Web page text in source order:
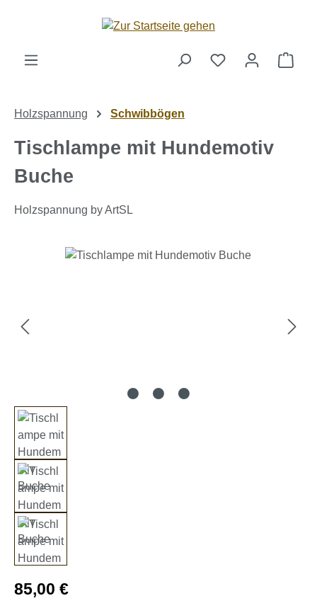
Zum Hauptinhalt springen
Holzspannung Schwibbögen
Tischlampe mit Hundemotiv
Buche
Holzspannung by ArtSL
Bildergalerie überspringen
Regulärer Preis:
85,00 €